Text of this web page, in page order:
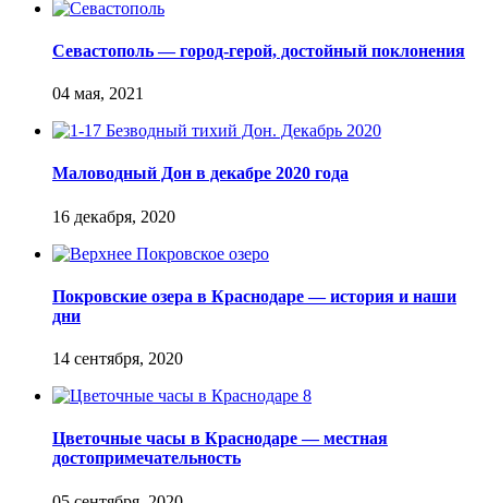
Севастополь — город-герой, достойный поклонения
Маловодный Дон в декабре 2020 года
Покровские озера в Краснодаре — история и наши
дни
Цветочные часы в Краснодаре — местная
достопримечательность